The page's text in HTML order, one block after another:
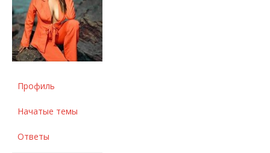
Профиль
Начатые темы
Ответы